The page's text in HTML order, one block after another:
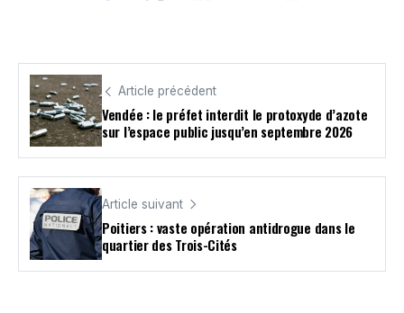
Article précédent
Vendée : le préfet interdit le protoxyde d’azote
sur l’espace public jusqu’en septembre 2026
Article suivant
Poitiers : vaste opération antidrogue dans le
quartier des Trois-Cités